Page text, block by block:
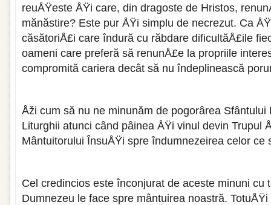
reuÅŸeste ÅŸi care, din dragoste de Hristos,
mănăstire? Este pur ÅŸi simplu de necrezut. Ca
căsătoriÅ£i care îndură cu răbdare dificultăÅ£ile
oameni care preferă să renunÅ£e la propriile
compromită cariera decât să nu îndeplinească
Åži cum să nu ne minunăm de pogorârea Sfântului
Liturghii atunci când pâinea ÅŸi vinul devin Trupul
Mântuitorului ÎnsuÅŸi spre îndumnezeirea celor
Cel credincios este înconjurat de aceste minuni cu
Dumnezeu le face spre mântuirea noastră.